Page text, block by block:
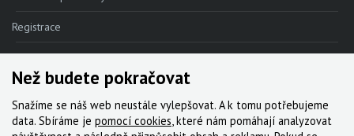
Registrace
Reklamace
Kde nakoupit
Kontakt
Než budete pokračovat
Snažíme se náš web neustále vylepšovat. A k tomu potřebujeme
data. Sbíráme je pomocí cookies, které nám pomáhají analyzovat